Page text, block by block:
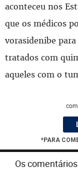
aconteceu nos
que os médicos
vorasidenibe
tratados com
aqueles com o
*PARA
Os